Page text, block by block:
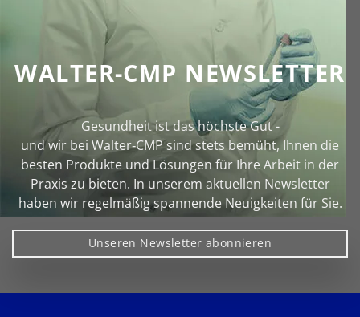
WALTER-CMP NEWSLETTER
Gesundheit ist das höchste Gut -
und wir bei Walter‑CMP sind stets bemüht, Ihnen die
besten Produkte und Lösungen für Ihre Arbeit in der
Praxis zu bieten. In unserem aktuellen Newsletter
haben wir regelmäßig spannende Neuigkeiten für Sie.
Unseren Newsletter abonnieren